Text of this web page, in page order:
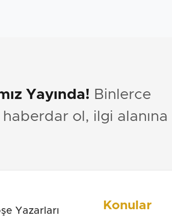
Yayında! Binlerce
ol, ilgi alanına
Yazarları Konular